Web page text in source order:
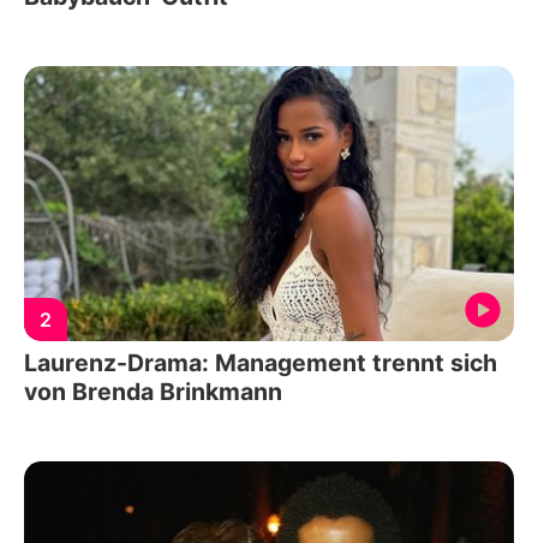
2
Laurenz-Drama: Management trennt sich
von Brenda Brinkmann